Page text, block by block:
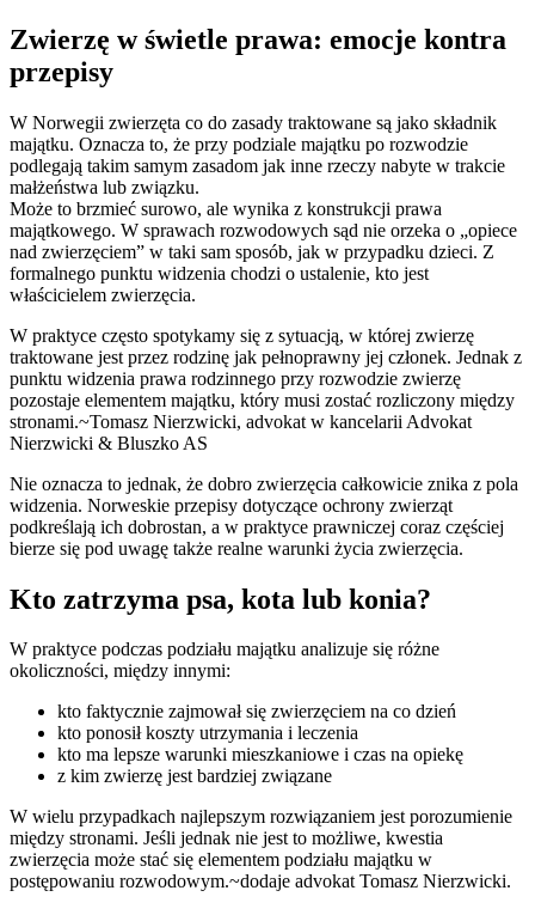
Zwierzę w świetle prawa: emocje kontra
przepisy
W Norwegii zwierzęta co do zasady traktowane są jako składnik
majątku. Oznacza to, że przy podziale majątku po rozwodzie
podlegają takim samym zasadom jak inne rzeczy nabyte w trakcie
małżeństwa lub związku.
Może to brzmieć surowo, ale wynika z konstrukcji prawa
majątkowego. W sprawach rozwodowych sąd nie orzeka o „opiece
nad zwierzęciem” w taki sam sposób, jak w przypadku dzieci. Z
formalnego punktu widzenia chodzi o ustalenie, kto jest
właścicielem zwierzęcia.
W praktyce często spotykamy się z sytuacją, w której zwierzę
traktowane jest przez rodzinę jak pełnoprawny jej członek. Jednak z
punktu widzenia prawa rodzinnego przy rozwodzie zwierzę
pozostaje elementem majątku, który musi zostać rozliczony między
stronami.~Tomasz Nierzwicki, advokat w kancelarii Advokat
Nierzwicki & Bluszko AS
Nie oznacza to jednak, że dobro zwierzęcia całkowicie znika z pola
widzenia. Norweskie przepisy dotyczące ochrony zwierząt
podkreślają ich dobrostan, a w praktyce prawniczej coraz częściej
bierze się pod uwagę także realne warunki życia zwierzęcia.
Kto zatrzyma psa, kota lub konia?
W praktyce podczas podziału majątku analizuje się różne
okoliczności, między innymi:
kto faktycznie zajmował się zwierzęciem na co dzień
kto ponosił koszty utrzymania i leczenia
kto ma lepsze warunki mieszkaniowe i czas na opiekę
z kim zwierzę jest bardziej związane
W wielu przypadkach najlepszym rozwiązaniem jest porozumienie
między stronami. Jeśli jednak nie jest to możliwe, kwestia
zwierzęcia może stać się elementem podziału majątku w
postępowaniu rozwodowym.~dodaje advokat Tomasz Nierzwicki.